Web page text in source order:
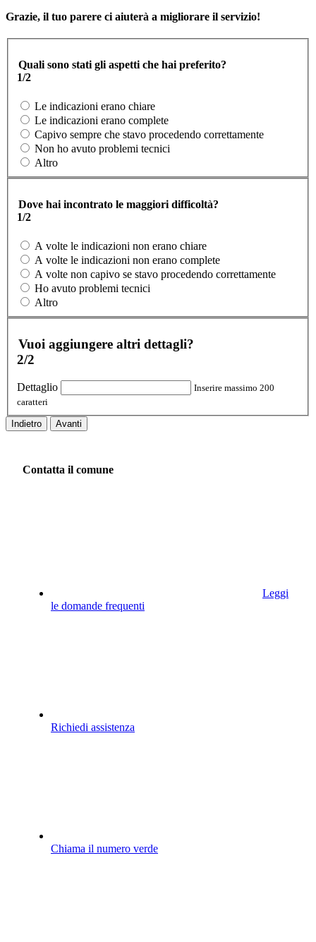
Grazie, il tuo parere ci aiuterà a migliorare il servizio!
Quali sono stati gli aspetti che hai preferito?
1/2
Le indicazioni erano chiare
Le indicazioni erano complete
Capivo sempre che stavo procedendo correttamente
Non ho avuto problemi tecnici
Altro
Dove hai incontrato le maggiori difficoltà?
1/2
A volte le indicazioni non erano chiare
A volte le indicazioni non erano complete
A volte non capivo se stavo procedendo correttamente
Ho avuto problemi tecnici
Altro
Vuoi aggiungere altri dettagli?
2/2
Dettaglio
Inserire massimo 200
caratteri
Indietro Avanti
Contatta il comune
Leggi
le domande frequenti
Richiedi assistenza
Chiama il numero verde